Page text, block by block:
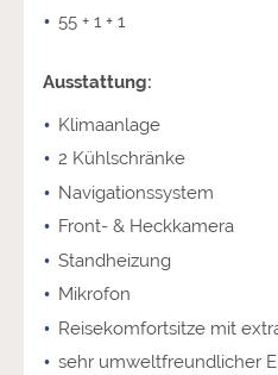
55 + 1 + 1
Ausstattung:
Klimaanlage
2 Kühlschränke
Navigationssystem
Front- & Heckkamera
Standheizung
Mikrofon
Reisekomfortsitze mit
sehr umweltfreundlicher